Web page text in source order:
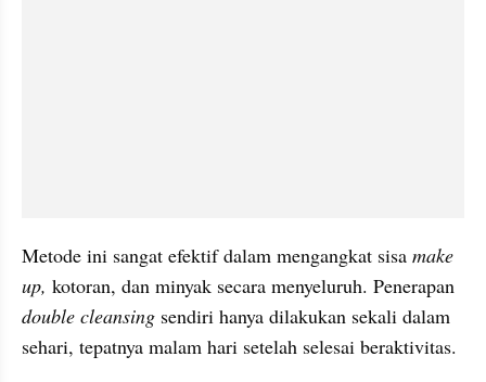
Metode ini sangat efektif dalam mengangkat sisa make
up,
double cleansing sendiri hanya dilakukan sekali dalam
sehari, tepatnya malam hari setelah selesai beraktivitas.